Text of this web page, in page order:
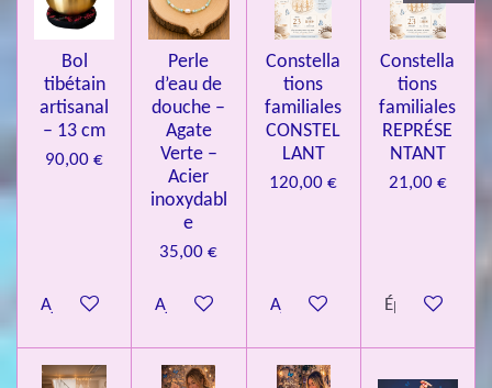
6
l
Bol
tibétain
artisanal
– 13 cm
90,00 €
Ajouter au panier
Perle
d’eau de
douche –
Agate
Verte –
Acier
inoxydabl
e
35,00 €
Ajouter au panier
Constella
tions
familiales
CONSTEL
LANT
120,00 €
Ajouter au panier
Constella
tions
familiales
REPRÉSE
NTANT
21,00 €
Épuisé